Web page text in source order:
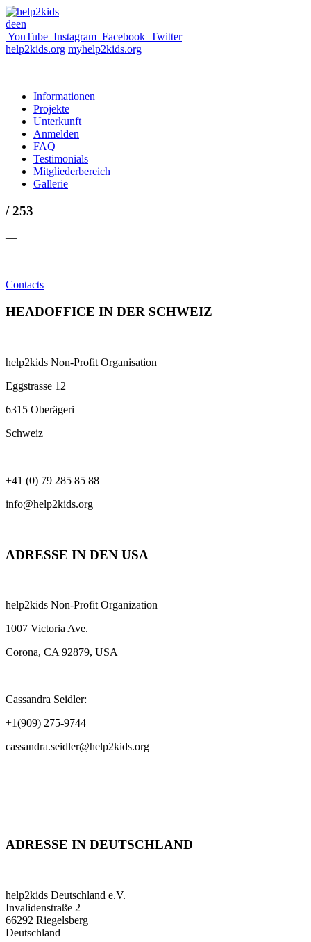
deen
YouTube Instagram Facebook Twitter
help2kids.org myhelp2kids.org
Informationen
Projekte
Unterkunft
Anmelden
FAQ
Testimonials
Mitgliederbereich
Gallerie
/ 253
—
Contacts
HEADOFFICE IN DER SCHWEIZ
help2kids Non-Profit Organisation
Eggstrasse 12
6315 Oberägeri
Schweiz
+41 (0) 79 285 85 88
info@help2kids.org
ADRESSE IN DEN USA
help2kids Non-Profit Organization
1007 Victoria Ave.
Corona, CA 92879, USA
Cassandra Seidler:
+1(909) 275-9744
cassandra.seidler@help2kids.org
ADRESSE IN DEUTSCHLAND
help2kids Deutschland e.V.
Invalidenstraße 2
66292 Riegelsberg
Deutschland